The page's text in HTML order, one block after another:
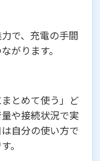
で、充電の手間
がります。
とめて使う」ど
や接続状況で実
自分の使い方で
。